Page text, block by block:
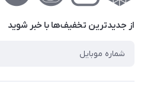
فروش‌اقساطی
از جدید‌ترین تخفیف‌ها با‌ خبر شوید